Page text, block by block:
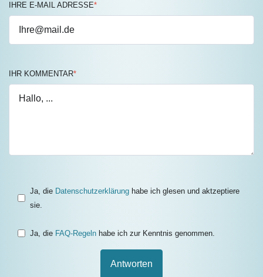
IHRE E-MAIL ADRESSE*
IHR KOMMENTAR*
Ja, die Datenschutzerklärung habe ich glesen und aktzeptiere
sie.
Ja, die FAQ-Regeln habe ich zur Kenntnis genommen.
Antworten